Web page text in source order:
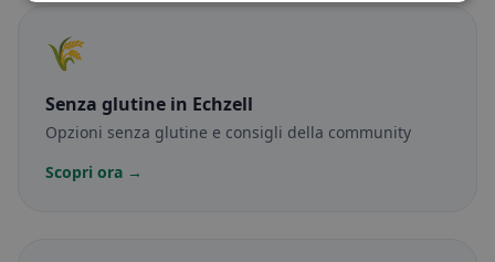
🌾
Senza glutine in Echzell
Opzioni senza glutine e consigli della community
Scopri ora →